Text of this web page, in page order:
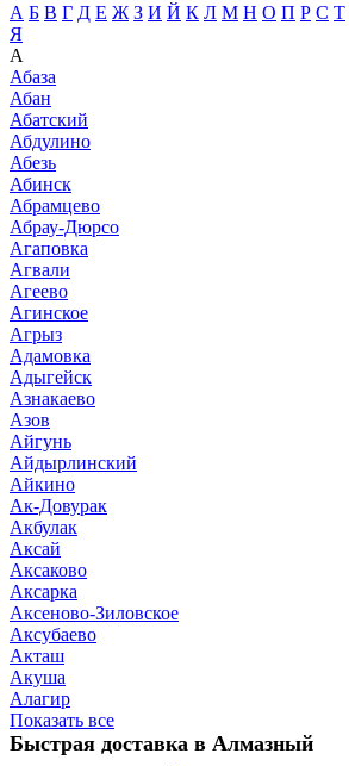
А Б В Г Д Е Ж З И Й К Л М Н О П Р С Т
Я
А
Абаза
Абан
Абатский
Абдулино
Абезь
Абинск
Абрамцево
Абрау-Дюрсо
Агаповка
Агвали
Агеево
Агинское
Агрыз
Адамовка
Адыгейск
Азнакаево
Азов
Айгунь
Айдырлинский
Айкино
Ак-Довурак
Акбулак
Аксай
Аксаково
Аксарка
Аксеново-Зиловское
Аксубаево
Акташ
Акуша
Алагир
Показать все
Быстрая доставка в Алмазный